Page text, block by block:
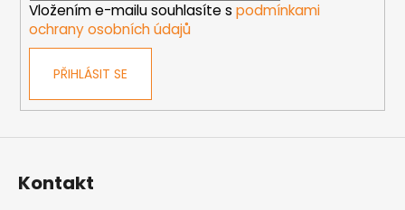
Vložením e-mailu souhlasíte s podmínkami
ochrany osobních údajů
PŘIHLÁSIT SE
Kontakt